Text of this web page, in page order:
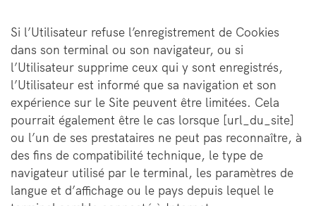
Si l’Utilisateur refuse l’enregistrement de Cookies
dans son terminal ou son navigateur, ou si
l’Utilisateur supprime ceux qui y sont enregistrés,
l’Utilisateur est informé que sa navigation et son
expérience sur le Site peuvent être limitées. Cela
pourrait également être le cas lorsque [url_du_site]
ou l’un de ses prestataires ne peut pas reconnaître, à
des fins de compatibilité technique, le type de
navigateur utilisé par le terminal, les paramètres de
langue et d’affichage ou le pays depuis lequel le